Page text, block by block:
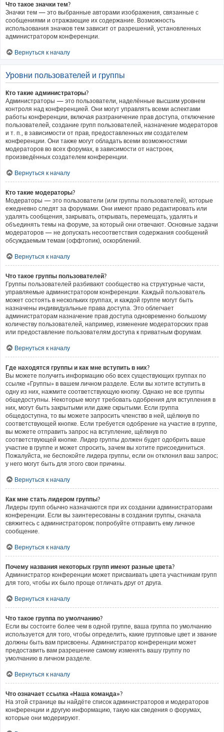
Что такое значки тем?
Значки тем — это выбранные авторами изображения, связанные с
сообщениями и отражающие их содержание. Возможность
использования значков тем зависит от разрешений, установленных
администратором конференции.
Вернуться к началу
Уровни пользователей и группы
Кто такие администраторы?
Администраторы — это пользователи, наделённые высшим уровнем
контроля над конференцией. Они могут управлять всеми аспектами
работы конференции, включая разграничение прав доступа, отключение
пользователей, создание групп пользователей, назначение модераторов
и т. п., в зависимости от прав, предоставленных им создателем
конференции. Они также могут обладать всеми возможностями
модераторов во всех форумах, в зависимости от настроек,
произведённых создателем конференции.
Вернуться к началу
Кто такие модераторы?
Модераторы — это пользователи (или группы пользователей), которые
ежедневно следят за форумами. Они имеют право редактировать или
удалять сообщения, закрывать, открывать, перемещать, удалять и
объединять темы на форуме, за который они отвечают. Основные задачи
модераторов — не допускать несоответствия содержания сообщений
обсуждаемым темам (оффтопик), оскорблений.
Вернуться к началу
Что такое группы пользователей?
Группы пользователей разбивают сообщество на структурные части,
управляемые администратором конференции. Каждый пользователь
может состоять в нескольких группах, и каждой группе могут быть
назначены индивидуальные права доступа. Это облегчает
администраторам назначение прав доступа одновременно большому
количеству пользователей, например, изменение модераторских прав
или предоставление пользователям доступа к приватным форумам.
Вернуться к началу
Где находятся группы и как мне вступить в них?
Вы можете получить информацию обо всех существующих группах по
ссылке «Группы» в вашем личном разделе. Если вы хотите вступить в
одну из них, нажмите соответствующую кнопку. Однако не все группы
общедоступны. Некоторые могут требовать одобрения для вступления в
них, могут быть закрытыми или даже скрытыми. Если группа
общедоступна, то вы можете запросить членство в ней, щёлкнув по
соответствующей кнопке. Если требуется одобрение на участие в группе,
вы можете отправить запрос на вступление, щёлкнув по
соответствующей кнопке. Лидер группы должен будет одобрить ваше
участие в группе и может спросить, зачем вы хотите присоединиться.
Пожалуйста, не беспокойте лидера группы, если он отклонил ваш запрос;
у него могут быть для этого свои причины.
Вернуться к началу
Как мне стать лидером группы?
Лидеры групп обычно назначаются при их создании администраторами
конференции. Если вы заинтересованы в создании группы, сначала
свяжитесь с администратором; попробуйте отправить ему личное
сообщение.
Вернуться к началу
Почему названия некоторых групп имеют разные цвета?
Администратор конференции может присваивать цвета участникам групп
для того, чтобы их было проще отличать друг от друга.
Вернуться к началу
Что такое группа по умолчанию?
Если вы состоите более чем в одной группе, ваша группа по умолчанию
используется для того, чтобы определить, какие групповые цвет и звание
должны быть вам присвоены. Администратор конференции может
предоставить вам разрешение самому изменять вашу группу по
умолчанию в личном разделе.
Вернуться к началу
Что означает ссылка «Наша команда»?
На этой странице вы найдёте список администраторов и модераторов
конференции и другую информацию, такую как сведения о форумах,
которые они модерируют.